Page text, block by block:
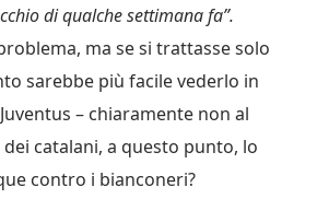
di qualche settimana fa”.
ma se si trattasse solo
sarebbe più facile vederlo in
– chiaramente non al
catalani, a questo punto, lo
contro i bianconeri?